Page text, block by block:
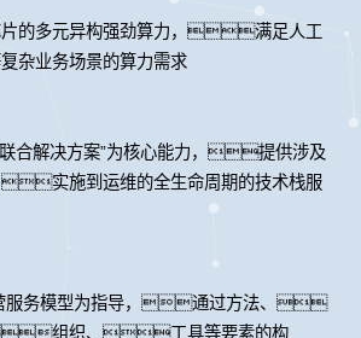
片的多元异构强劲算力，满足人工
杂业务场景的算力需求
联合解决方案”为核心能力，提供涉及
实施到运维的全生命周期的技术栈服
服务模型为指导，通过方法、
组织、工具等要素的构